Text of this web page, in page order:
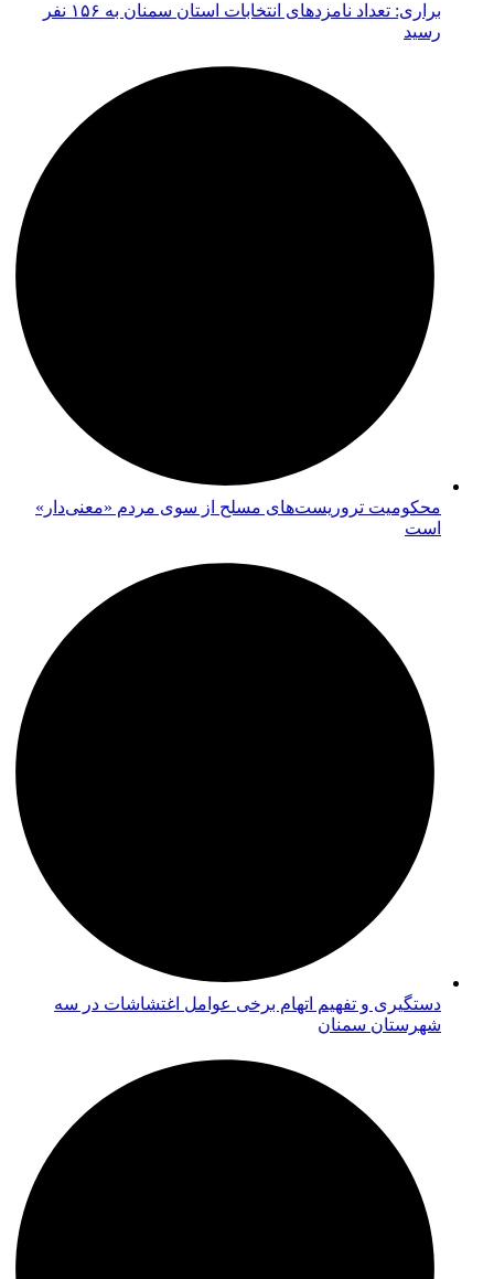
براری: تعداد نامزدهای انتخابات استان سمنان به ۱۵۶ نفر
رسید
محکومیت تروریست‌های مسلح از سوی مردم «معنی‌دار»
است
دستگیری و تفهیم اتهام برخی عوامل اغتشاشات در سه
شهرستان سمنان